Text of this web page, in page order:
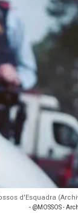
d'Esquadra
- @MOSSOS -